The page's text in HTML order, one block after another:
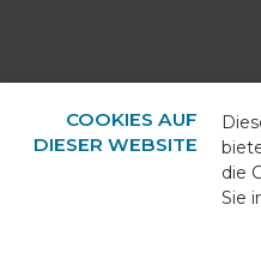
COOKIES AUF
DIESER WEBSITE
die
Sie